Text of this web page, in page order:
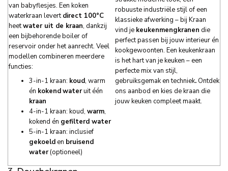
van babyflesjes. Een koken
waterkraan levertdirect 100°C
heetwater uit de kraan, dankzij
een bijbehorende boiler of
reservoir onder het aanrecht. Veel
modellen combineren meerdere
functies:
3-in-1 kraan: koud, warm
én kokendwateruit één
kraan
4-in-1 kraan: koud, warm,
kokend én gefilterd water
5-in-1 kraan: inclusief
gekoelden bruisend
water(optioneel)
robuuste industriële stijl of een
klassieke afwerking – bij Kraan
vind je keukenmengkranen die
perfect passen bij jouw interieur én
kookgewoonten. Een keukenkraan
is het hart van je keuken – een
perfecte mix van stijl,
gebruiksgemak en techniek. Ontdek
ons aanbod en kies de kraan die
jouw keuken compleet maakt.